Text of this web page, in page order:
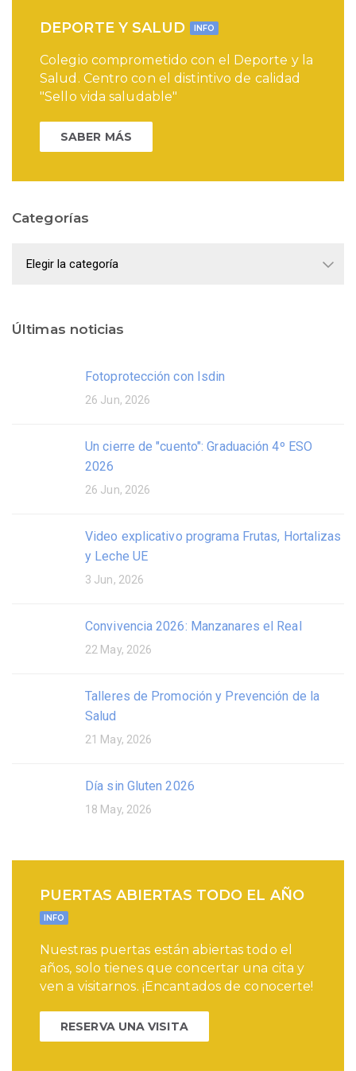
DEPORTE Y SALUD INFO
Colegio comprometido con el Deporte y la
Salud. Centro con el distintivo de calidad
"Sello vida saludable"
SABER MÁS
Categorías
Últimas noticias
Fotoprotección con Isdin
26 Jun, 2026
Un cierre de "cuento": Graduación 4º ESO
2026
26 Jun, 2026
Video explicativo programa Frutas, Hortalizas
y Leche UE
3 Jun, 2026
Convivencia 2026: Manzanares el Real
22 May, 2026
Talleres de Promoción y Prevención de la
Salud
21 May, 2026
Día sin Gluten 2026
18 May, 2026
PUERTAS ABIERTAS TODO EL AÑO
INFO
Nuestras puertas están abiertas todo el
años, solo tienes que concertar una cita y
ven a visitarnos. ¡Encantados de conocerte!
RESERVA UNA VISITA